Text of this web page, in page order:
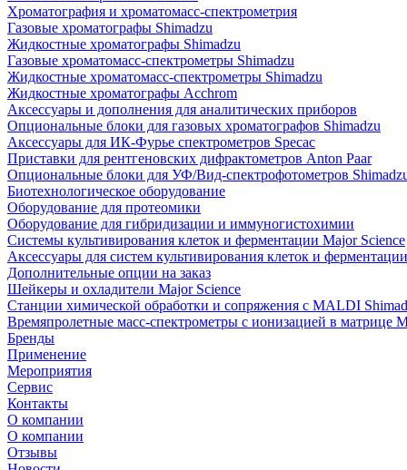
Хроматография и хроматомасс-спектрометрия
Газовые хроматографы Shimadzu
Жидкостные хроматографы Shimadzu
Газовые хроматомасс-спектрометры Shimadzu
Жидкостные хроматомасс-спектрометры Shimadzu
Жидкостные хроматографы Acchrom
Аксессуары и дополнения для аналитических приборов
Опциональные блоки для газовых хроматографов Shimadzu
Аксессуары для ИК-Фурье спектрометров Specac
Приставки для рентгеновских дифрактометров Anton Paar
Опциональные блоки для УФ/Вид-спектрофотометров
Биотехнологическое оборудование
Оборудование для протеомики
Оборудование для гибридизации и иммуногистохимии
Системы культивирования клеток и ферментации Major Science
Аксессуары для систем культивирования клеток и
Дополнительные опции на заказ
Шейкеры и охладители Major Science
Станции химической обработки и сопряжения с MALDI
Времяпролетные масс-спектрометры с ионизацией в матрице
Бренды
Применение
Мероприятия
Сервис
Контакты
О компании
О компании
Отзывы